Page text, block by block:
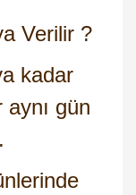
Verilir ?
kadar
aynı gün